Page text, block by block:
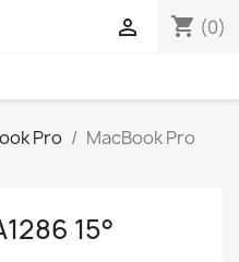
shopping_cart (0)

Pro
MacBook Pro
15°